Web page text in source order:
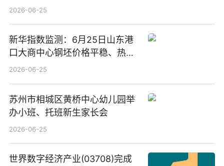
告-微资讯
2026-06-25
新华指数监测：6月25日山东港
口大商中心钢坯价格平稳、热轧
C料价格微幅下跌
2026-06-25
苏州市相城区黄桥中心幼儿园举
办小班、托班新生家长会
2026-06-25
世界数字经济产业(03708)完成